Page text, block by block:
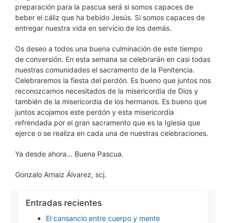
preparación para la pascua será si somos capaces de
beber el cáliz que ha bebido Jesús. Si somos capaces de
entregar nuestra vida en servicio de los demás.
Os deseo a todos una buena culminación de este tiempo
de conversión. En esta semana se celebrarán en casi todas
nuestras comunidades el sacramento de la Penitencia.
Celebraremos la fiesta del perdón. Es bueno que juntos nos
reconozcamos necesitados de la misericordia de Dios y
también de la misericordia de los hermanos. Es bueno que
juntos acojamos este perdón y esta misericordia
refrendada por el gran sacramento que es la Iglesia que
ejerce o se realiza en cada una de nuestras celebraciones.
Ya desde ahora… Buena Pascua.
Gonzalo Arnaiz Álvarez, scj.
Entradas recientes
El cansancio entre cuerpo y mente